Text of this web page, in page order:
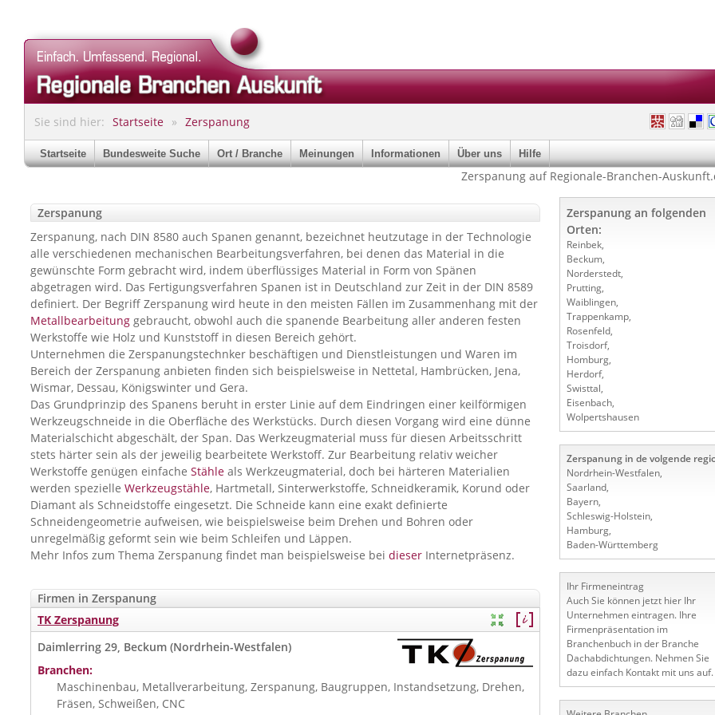
Sie sind hier: Startseite Zerspanung
Startseite Bundesweite Suche Ort / Branche Meinungen Informationen Über uns Hilfe
Zerspanung auf Regionale-Branchen-
Zerspanung
Zerspanung, nach DIN 8580 auch Spanen genannt, bezeichnet heutzutage in der Technologie
alle verschiedenen mechanischen Bearbeitungsverfahren, bei denen das Material in die
gewünschte Form gebracht wird, indem überflüssiges Material in Form von Spänen
abgetragen wird. Das Fertigungsverfahren Spanen ist in Deutschland zur Zeit in der DIN 8589
definiert. Der Begriff Zerspanung wird heute in den meisten Fällen im Zusammenhang mit der
Metallbearbeitung gebraucht, obwohl auch die spanende Bearbeitung aller anderen festen
Werkstoffe wie Holz und Kunststoff in diesen Bereich gehört.
Unternehmen die Zerspanungstechnker beschäftigen und Dienstleistungen und Waren im
Bereich der Zerspanung anbieten finden sich beispielsweise in Nettetal, Hambrücken, Jena,
Wismar, Dessau, Königswinter und Gera.
Das Grundprinzip des Spanens beruht in erster Linie auf dem Eindringen einer keilförmigen
Werkzeugschneide in die Oberfläche des Werkstücks. Durch diesen Vorgang wird eine dünne
Materialschicht abgeschält, der Span. Das Werkzeugmaterial muss für diesen Arbeitsschritt
stets härter sein als der jeweilig bearbeitete Werkstoff. Zur Bearbeitung relativ weicher
Werkstoffe genügen einfache Stähle als Werkzeugmaterial, doch bei härteren Materialien
werden spezielle Werkzeugstähle, Hartmetall, Sinterwerkstoffe, Schneidkeramik, Korund oder
Diamant als Schneidstoffe eingesetzt. Die Schneide kann eine exakt definierte
Schneidengeometrie aufweisen, wie beispielsweise beim Drehen und Bohren oder
unregelmäßig geformt sein wie beim Schleifen und Läppen.
Mehr Infos zum Thema Zerspanung findet man beispielsweise bei dieser Internetpräsenz.
Firmen in Zerspanung
TK Zerspanung
Daimlerring 29, Beckum (Nordrhein-Westfalen)
Branchen:
Maschinenbau, Metallverarbeitung, Zerspanung, Baugruppen, Instandsetzung, Drehen,
Fräsen, Schweißen, CNC
Zerspanung an folgenden
Orten:
Reinbek,
Beckum,
Norderstedt,
Prutting,
Waiblingen,
Trappenkamp,
Rosenfeld,
Troisdorf,
Homburg,
Herdorf,
Swisttal,
Eisenbach,
Wolpertshausen
Zerspanung in de volgende
Nordrhein-Westfalen,
Saarland,
Bayern,
Schleswig-Holstein,
Hamburg,
Baden-Württemberg
Ihr Firmeneintrag
Auch Sie können jetzt hier Ihr
Unternehmen eintragen. Ihre
Firmenpräsentation im
Branchenbuch in der Branche
Dachabdichtungen. Nehmen Sie
dazu einfach Kontakt mit uns auf.